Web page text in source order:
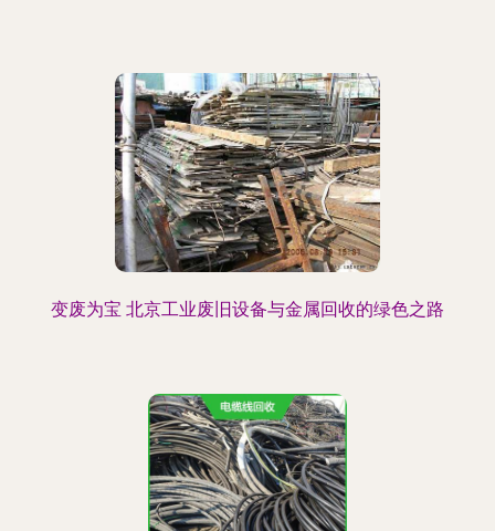
变废为宝 北京工业废旧设备与金属回收的绿色之路